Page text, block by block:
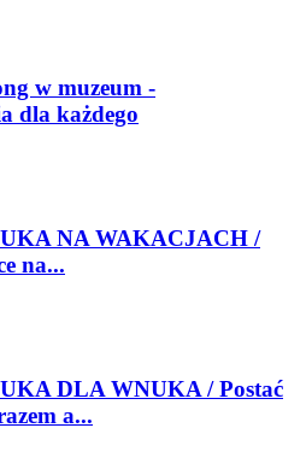
w muzeum -
dla każdego
NA WAKACJACH /
na...
DLA WNUKA / Postać
a...